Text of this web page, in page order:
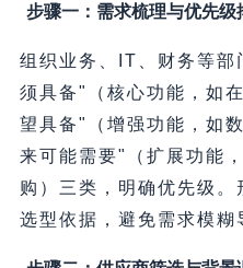
步骤一：需求梳理与优先级
组织业务、IT、财务等
须具备"（核心功能，如
望具备"（增强功能，如
来可能需要"（扩展功能
购）三类，明确优先级
选型依据，避免需求模糊